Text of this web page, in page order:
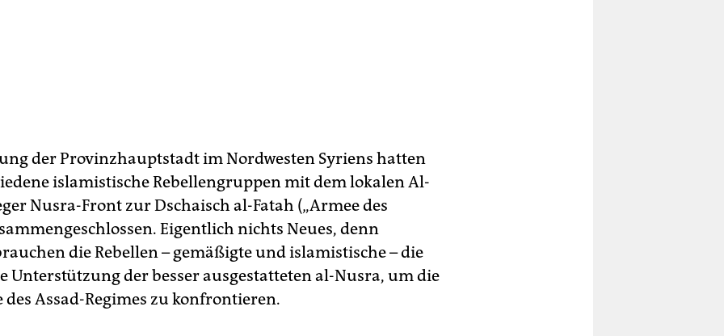
der Provinzhauptstadt im Nordwesten Syriens hatten
islamistische Rebellengruppen mit dem lokalen Al-
Nusra-Front zur Dschaisch al-Fatah („Armee des
Eigentlich nichts Neues, denn
die Rebellen – gemäßigte und islamistische – die
Unterstützung der besser ausgestatteten al-Nusra, um die
Assad-Regimes zu konfrontieren.